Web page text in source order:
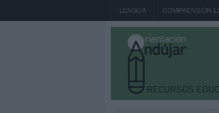
LENGUA COMPRENSIÓN